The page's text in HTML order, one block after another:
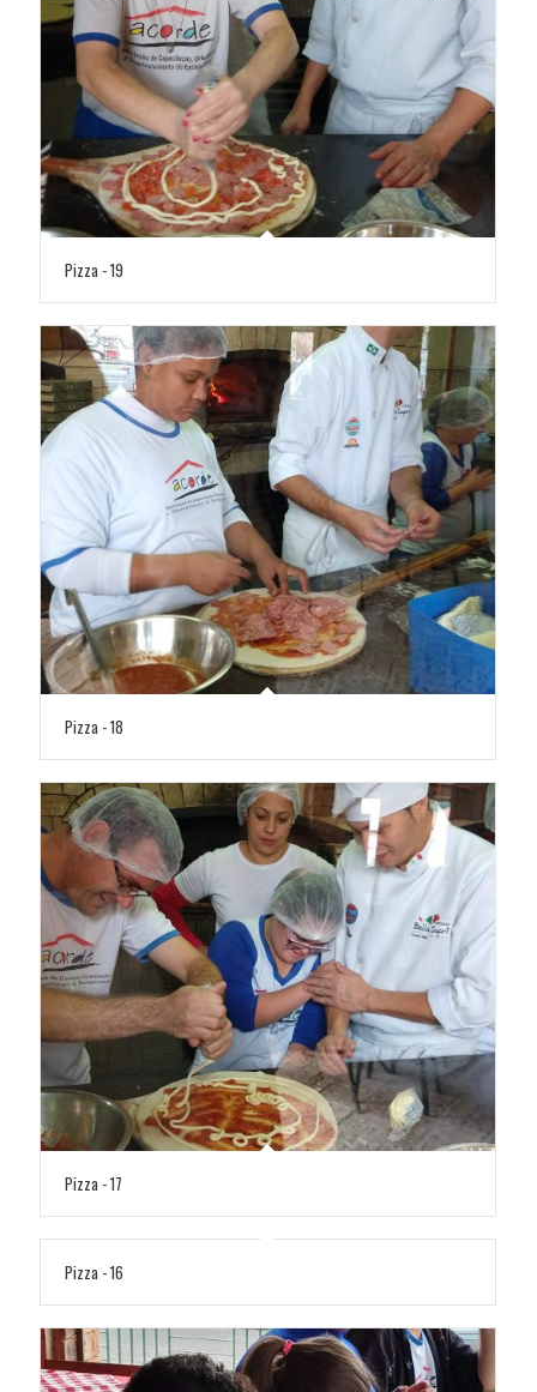
Pizza - 19
Pizza - 18
Pizza - 17
Pizza - 16